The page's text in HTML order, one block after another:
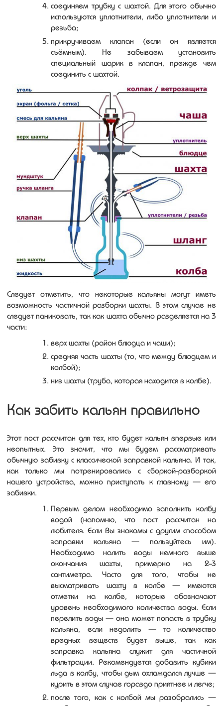
соединяем трубку с шахтой. Для этого обычно
используются уплотнители, либо уплотнители и
резьба;
прикручиваем клапан (если он является
съёмным). Не забываем установить
специальный шарик в клапан, прежде чем
соединить с шахтой.
Следует отметить, что некоторые кальяны могут иметь
возможность частичной разборки шахты. В этом случае не
следует паниковать, так как шахта обычно разделяется на 3
части:
верх шахты (район блюдца и чаши);
средняя часть шахты (то, что между блюдцем и
колбой);
низ шахты (труба, которая находится в колбе).
Как забить кальян правильно
Этот пост рассчитан для тех, кто будет кальян впервые или
неопытных. Это значит, что мы будем рассматривать
обычную забивку с классической заправкой кальяна. И так,
как только мы потренировались с сборкой-разборкой
нашего устройства, можно приступать к главному — его
забивки.
Первым делом необходимо заполнить колбу
водой (напомню, что пост рассчитан на
любителя. Если Вы знакомы с другим способом
заправки кальяна — пользуйтесь им).
Необходимо налить воды немного выше
окончания шахты, примерно на 2-3
сантиметра. Часто для того, чтобы не
высматривать шахту в колбе — имеются
отметки на колбе, которые обозначают
уровень необходимого количества воды. Если
перелить воды — она может попасть в трубку
кальяна, если недолить — то количество
вредных веществ будет выше, так как
заправка кальяна служит для частичной
фильтрации. Рекомендуется добавить кубики
льда в колбу, чтобы дым охлаждался лучше —
курить в этом случае гораздо приятнее и легче;
после того, как с колбой мы разобрались —